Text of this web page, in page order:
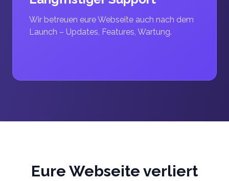
Wir betreuen eure Webseite auch nach dem
Launch – Updates, Features, Wartung.
Eure Webseite verliert